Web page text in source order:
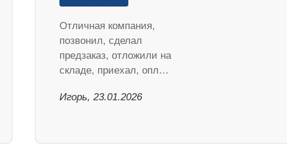
Отличная компания,
позвонил, сделал
предзаказ, отложили на
складе, приехал, опл…
Игорь, 23.01.2026